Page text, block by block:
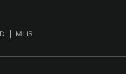
MLIS